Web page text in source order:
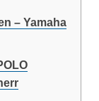
– Yamaha